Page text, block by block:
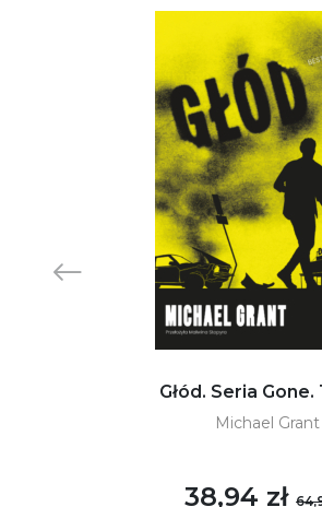
Głód. Seria Gone.
Michael Grant
38,94 zł